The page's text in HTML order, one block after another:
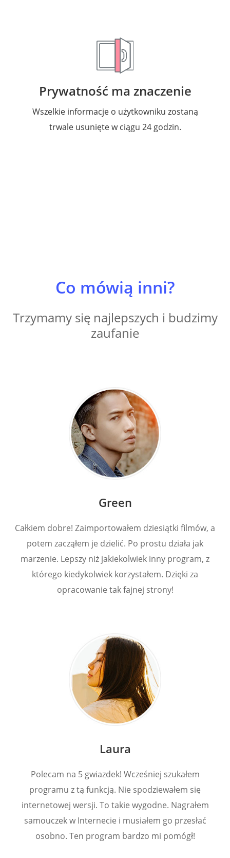
Prywatność ma znaczenie
Wszelkie informacje o użytkowniku zostaną
trwale usunięte w ciągu 24 godzin.
Co mówią inni?
Trzymamy się najlepszych i budzimy
zaufanie
Green
Całkiem dobre! Zaimportowałem dziesiątki filmów, a
potem zacząłem je dzielić. Po prostu działa jak
marzenie. Lepszy niż jakiekolwiek inny program, z
którego kiedykolwiek korzystałem. Dzięki za
opracowanie tak fajnej strony!
Laura
Polecam na 5 gwiazdek! Wcześniej szukałem
programu z tą funkcją. Nie spodziewałem się
internetowej wersji. To takie wygodne. Nagrałem
samouczek w Internecie i musiałem go przesłać
osobno. Ten program bardzo mi pomógł!